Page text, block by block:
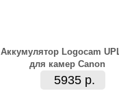
Аккумулятор Logocam
для камер Canon
5935 р.